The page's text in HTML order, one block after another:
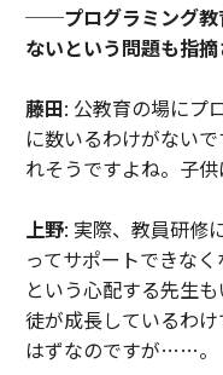
──プログラミング教
ないという問題も指摘
藤田: 公教育の場にプ
に数いるわけがない
れそうですよね。子
上野: 実際、教員研修
ってサポートできな
という心配する先生
徒が成長しているわ
はずなのですが……。